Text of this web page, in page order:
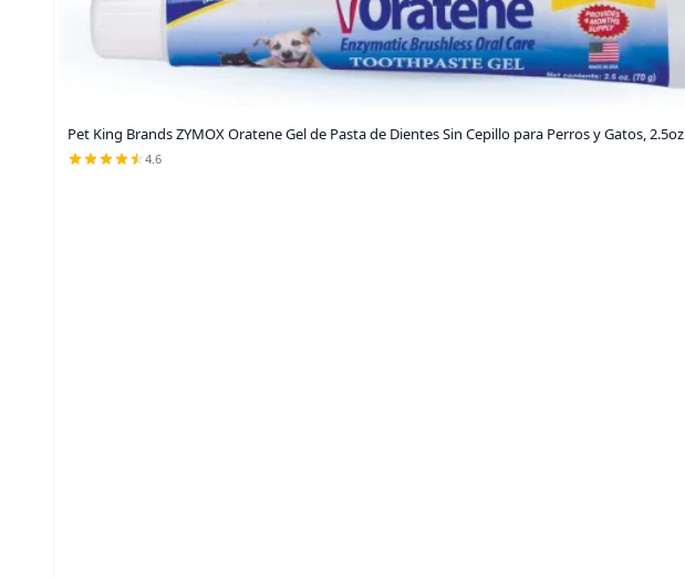
Pet King Brands ZYMOX Oratene Gel de Pasta de Dientes Sin Cepillo para Perros y Gatos, 2.5oz
4.6